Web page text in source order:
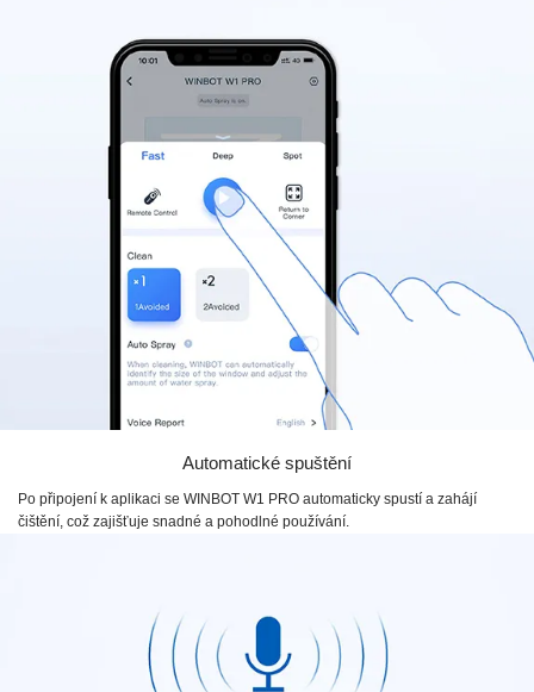
Automatické spuštění
Po připojení k aplikaci se WINBOT W1 PRO automaticky spustí a zahájí
čištění, což zajišťuje snadné a pohodlné používání.